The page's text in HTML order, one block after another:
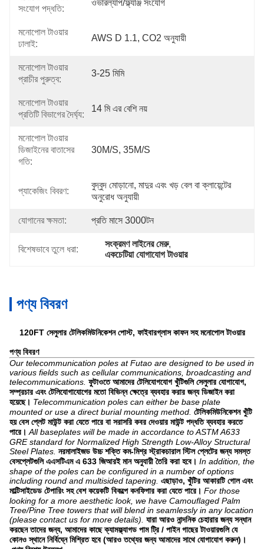
সংযোগ পদ্ধতি:
ওভারল্যাপ/ফ্ল্যাঞ্জ সংযোগ
মনোপোল টাওয়ার
ঢালাই:
AWS D 1.1, CO2 অনুযায়ী
মনোপোল টাওয়ার
প্রাচীর পুরুত্ব:
3-25 মিমি
মনোপোল টাওয়ার
প্রতিটি বিভাগের দৈর্ঘ্য:
14 মি এর বেশি নয়
মনোপোল টাওয়ার
ডিজাইনের বাতাসের
গতি:
30M/s, 35M/s
প্যাকেজিং বিবরণ:
বুদ্বুদ মোড়ানো, মাদুর এবং খড় বেল বা ক্লায়েন্টের
অনুরোধ অনুযায়ী
যোগানের ক্ষমতা: প্রতি মাসে 3000টন
বিশেষভাবে তুলে ধরা:
সংক্রমণ লাইনের মেরু,
একচেটিয়া যোগাযোগ টাওয়ার
পণ্য বিবরণ
120FT সেলুলার টেলিকমিউনিকেশন পোস্ট, ফাইবারগ্লাস কাফন সহ মনোপোল টাওয়ার
পণ্য বিবরণ
Our telecommunication poles at Futao are designed to be used in
various fields such as cellular communications, broadcasting and
telecommunications. ফুটাওতে আমাদের টেলিযোগযোগ খুঁটিগুলি সেলুলার যোগাযোগ,
সম্প্রচার এবং টেলিযোগাযোগের মতো বিভিন্ন ক্ষেত্রে ব্যবহার করার জন্য ডিজাইন করা
হয়েছে। Telecommunication poles can either be base plate
mounted or use a direct burial mounting method. টেলিকমিউনিকেশন খুঁটি
হয় বেস প্লেট মাউন্ট করা যেতে পারে বা সরাসরি কবর দেওয়ার মাউন্ট পদ্ধতি ব্যবহার করতে
পারে। All baseplates will be made in accordance to ASTM A633
GRE standard for Normalized High Strength Low-Alloy Structural
Steel Plates. নরমালাইজড উচ্চ শক্তি কম-মিশ্র স্ট্রাকচারাল স্টিল প্লেটের জন্য সমস্ত
বেসপ্লেটগুলি এএসটিএম এ 633 জিআরই মান অনুযায়ী তৈরি করা হবে। In addition, the
shape of the poles can be configured in a number of options
including round and multisided tapering. এছাড়াও, খুঁটির আকারটি গোল এবং
মাল্টিসাইডেড টেপারিং সহ বেশ কয়েকটি বিকল্পে কনফিগার করা যেতে পারে। For those
looking for a more aesthetic look, we have Camouflaged Palm
Tree/Pine Tree towers that will blend in seamlessly in any location
(please contact us for more details). যারা আরও নান্দনিক চেহারার জন্য সন্ধান
করছেন তাদের জন্য, আমাদের কাছে ক্যামফ্ল্যাগড পাম ট্রি / পাইন গাছের টাওয়ারগুলি যে
কোনও স্থানে নির্বিঘ্নে মিশ্রিত হবে (আরও তথ্যের জন্য আমাদের সাথে যোগাযোগ করুন)।